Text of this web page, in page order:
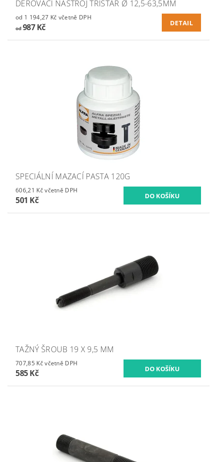
DĚROVACÍ NÁSTROJ TRISTAR Ø 12,5-63,5MM
od 1 194,27 Kč včetně DPH
od987 Kč DETAIL
SPECIÁLNÍ MAZACÍ PASTA 120G
606,21 Kč včetně DPH
501 Kč
TAŽNÝ ŠROUB 19 X 9,5 MM
707,85 Kč včetně DPH
585 Kč